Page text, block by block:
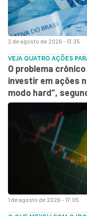
2 de agosto de 2026 - 13:35
1 de agosto de 2026 - 17:05
VEJA QUATRO AÇÕES
O problema
investir em ações
modo hard”,